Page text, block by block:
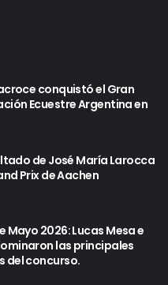
conquistó el Gran
Ecuestre Argentina en
de José María Larocca
Prix de Aachen
Mayo 2026: Lucas Mesa e
las principales
del concurso.